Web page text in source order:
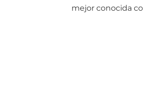
mejor conocida